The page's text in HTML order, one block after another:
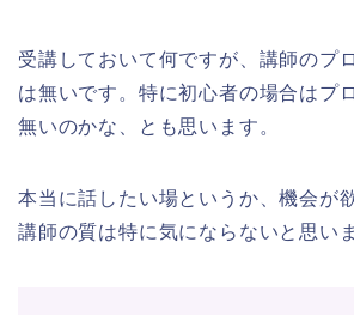
受講しておいて何ですが、講師のプ
は無いです。特に初心者の場合はプ
無いのかな、とも思います。
本当に話したい場というか、機会が
講師の質は特に気にならないと思い